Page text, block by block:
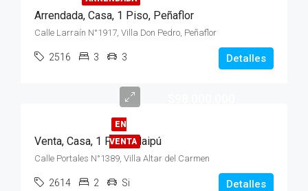
Arrendada, Casa, 1 Piso, Peñaflor
Calle Larraín N°1917, Villa Don Pedro, Peñaflor
2516 3 3 Detalles
EN
VENTA
Venta, Casa, 1 Piso, Maipú
Calle Portales N°1389, Villa Altar del Carmen
2614 2 Si Detalles